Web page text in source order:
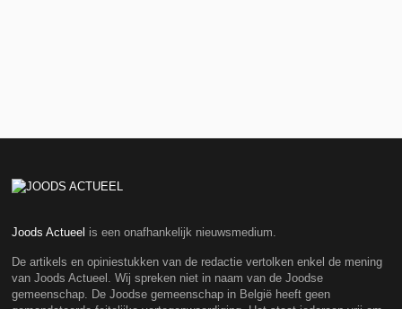
Joods Actueel is een onafhankelijk nieuwsmedium.
De artikels en opiniestukken van de redactie vertolken enkel de mening
van Joods Actueel. Wij spreken niet in naam van de Joodse
gemeenschap. De Joodse gemeenschap in België heeft geen